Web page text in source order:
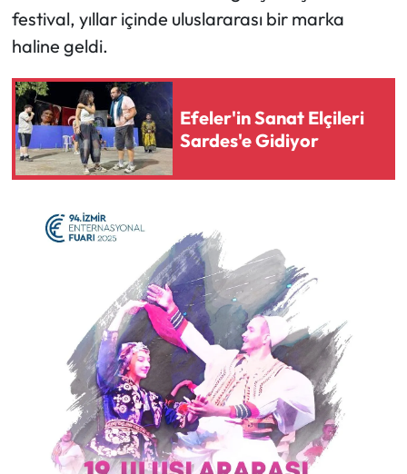
festival, yıllar içinde uluslararası bir marka
haline geldi.
Efeler'in Sanat Elçileri
Sardes'e Gidiyor